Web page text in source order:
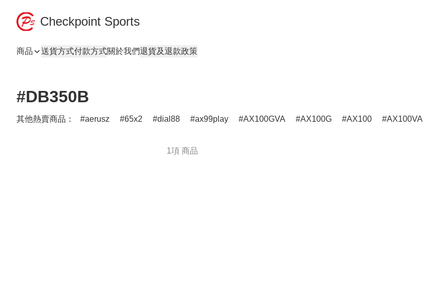
Checkpoint Sports
商品 送貨方式付款方式關於我們退貨及退款政策
#DB350B
其他熱賣商品： aerusz 65x2 dial88 ax99play AX100GVA AX100G AX100 AX100VA
1項 商品